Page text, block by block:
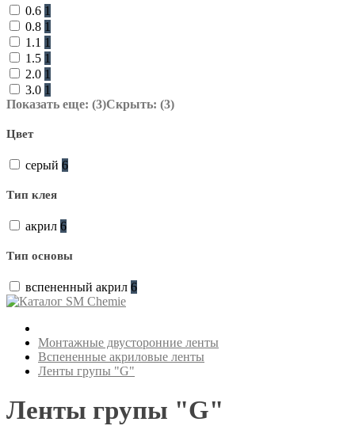
0.6 1
0.8 1
1.1 1
1.5 1
2.0 1
3.0 1
Показать еще: (3)Скрыть: (3)
Цвет
серый 6
Тип клея
акрил 6
Тип основы
вспененный акрил 6
Монтажные двусторонние ленты
Вспененные акриловые ленты
Ленты групы "G"
Ленты групы "G"